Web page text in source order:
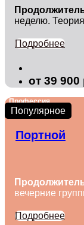
неделю.
Подробнее
от 39 900
Профессия
Популярное
Портной
вечерние
Подробнее